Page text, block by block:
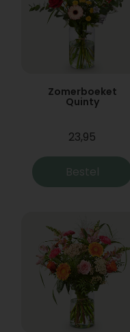
Zomerboeket
Quinty
23,95
Bestel